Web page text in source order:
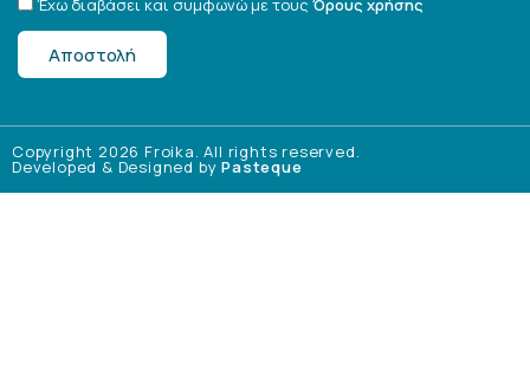
Έχω διαβάσει και συμφωνώ με τους Όρους χρήσης
Αποστολή
Copyright 2026 Froika. All rights reserved.
Developed & Designed byPasteque